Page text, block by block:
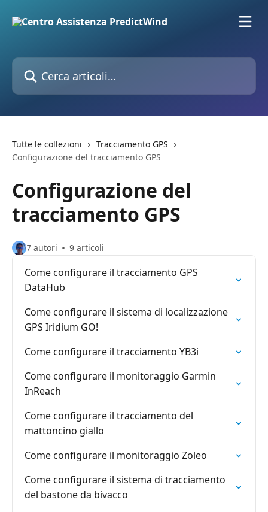
Cerca articoli…
Tutte le collezioni
Tracciamento GPS
Configurazione del tracciamento GPS
Configurazione del
tracciamento GPS
7 autori 9 articoli
Come configurare il tracciamento GPS
DataHub
Come configurare il sistema di localizzazione
GPS Iridium GO!
Come configurare il tracciamento YB3i
Come configurare il monitoraggio Garmin
InReach
Come configurare il tracciamento del
mattoncino giallo
Come configurare il monitoraggio Zoleo
Come configurare il sistema di tracciamento
del bastone da bivacco